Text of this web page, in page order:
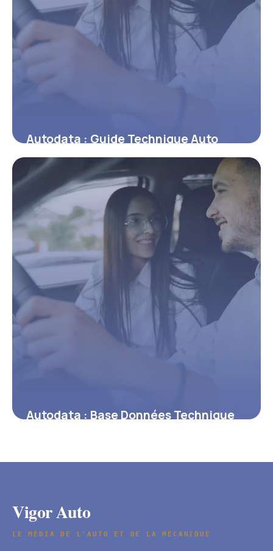
Autodata : Guide Technique Auto
Complet
9 juin 2026
Autodata : Base Données Technique
Vigor Auto
LE MÉDIA DE L'AUTO ET DE LA MÉCANIQUE